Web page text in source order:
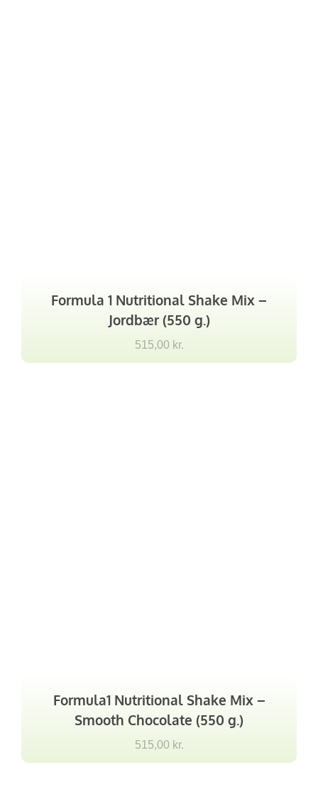
Formula 1 Nutritional Shake Mix –
Jordbær (550 g.)
515,00 kr.
Formula1 Nutritional Shake Mix –
Smooth Chocolate (550 g.)
515,00 kr.